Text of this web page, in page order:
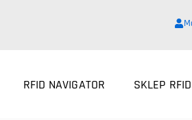
RFID NAVIGATOR SKLEP RFID